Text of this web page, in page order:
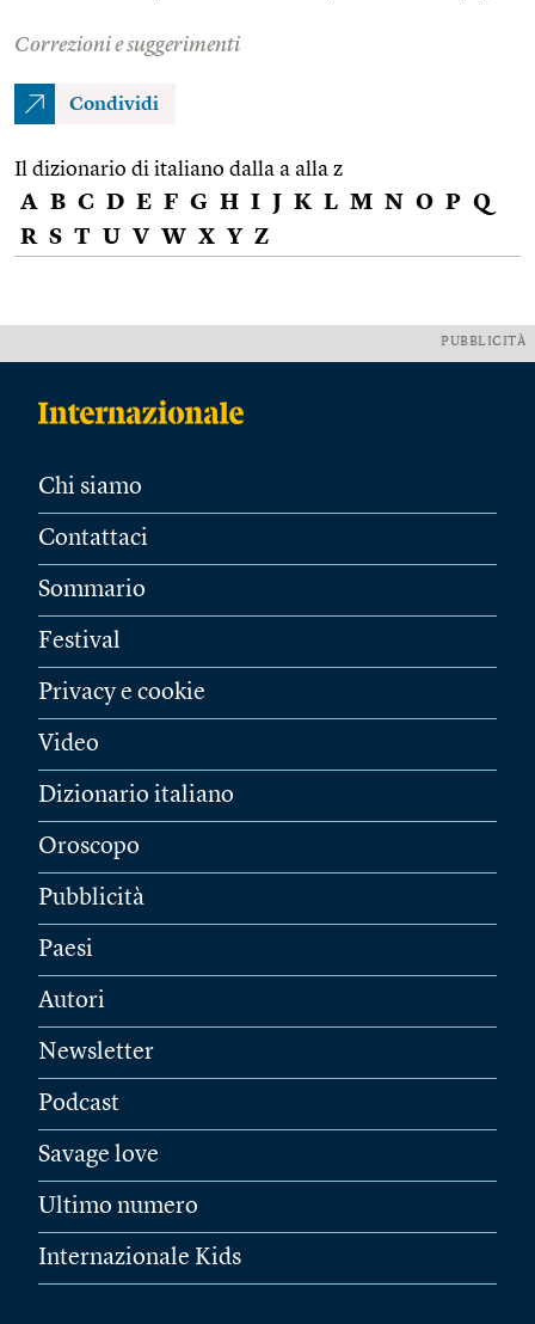
Correzioni e suggerimenti
Condividi
Il dizionario di italiano dalla a alla z
A B C D E F G H I J K L M N O P Q
R S T U V W X Y Z
PUBBLICITÀ
Chi siamo
Contattaci
Sommario
Festival
Privacy e cookie
Video
Dizionario italiano
Oroscopo
Pubblicità
Paesi
Autori
Newsletter
Podcast
Savage love
Ultimo numero
Internazionale Kids